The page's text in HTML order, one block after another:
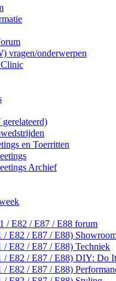
onderwerpen
en Toerritten
Archief
E82 / E87 / E88 forum
E82 / E87 / E88)
E82 / E87 / E88) Techniek
E82 / E87 / E88) DIY: Do
/ E87 / E88)